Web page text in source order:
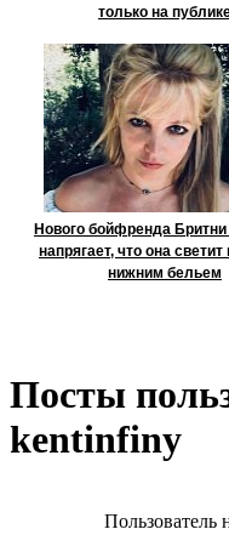
только на
Нового бойфренда
напрягает, что она
нижним бельем
Посты
kentinfinу
Пользователь